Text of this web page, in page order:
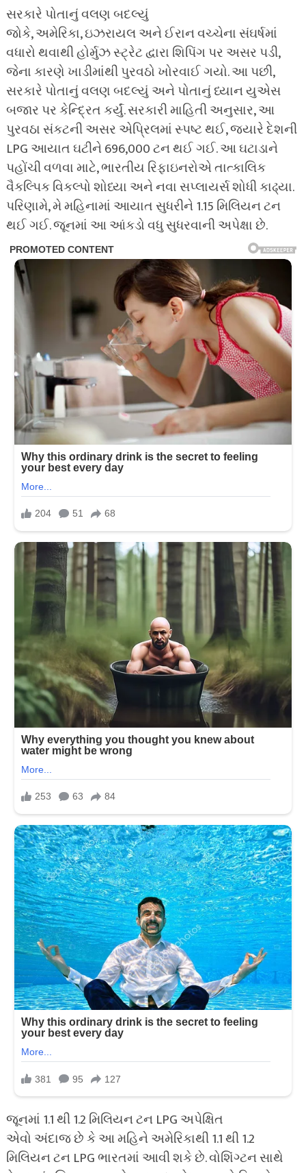
સરકારે પોતાનું વલણ બદલ્યું
જોકે, અમેરિકા, ઇઝરાયલ અને ઈરાન વચ્ચેના સંઘર્ષમાં
વધારો થવાથી હોર્મુઝ સ્ટ્રેટ દ્વારા શિપિંગ પર અસર પડી,
જેના કારણે ખાડીમાંથી પુરવઠો ખોરવાઈ ગયો. આ પછી,
સરકારે પોતાનું વલણ બદલ્યું અને પોતાનું ધ્યાન યુએસ
બજાર પર કેન્દ્રિત કર્યું. સરકારી માહિતી અનુસાર, આ
પુરવઠા સંકટની અસર એપ્રિલમાં સ્પષ્ટ થઈ, જ્યારે દેશની
LPG આયાત ઘટીને 696,000 ટન થઈ ગઈ. આ ઘટાડાને
પહોંચી વળવા માટે, ભારતીય રિફાઇનરોએ તાત્કાલિક
વૈકલ્પિક વિકલ્પો શોધ્યા અને નવા સપ્લાયર્સ શોધી કાઢ્યા.
પરિણામે, મે મહિનામાં આયાત સુધરીને 1.15 મિલિયન ટન
થઈ ગઈ. જૂનમાં આ આંકડો વધુ સુધરવાની અપેક્ષા છે.
જૂનમાં 1.1 થી 1.2 મિલિયન ટન LPG અપેક્ષિત
એવો અંદાજ છે કે આ મહિને અમેરિકાથી 1.1 થી 1.2
મિલિયન ટન LPG ભારતમાં આવી શકે છે. વોશિંગ્ટન સાથે